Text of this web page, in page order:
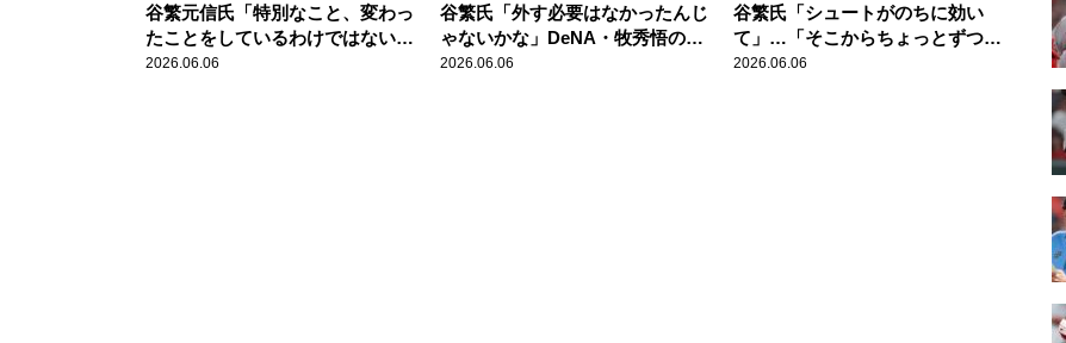
谷繁元信氏「特別なこと、変わっ
たことをしているわけではない」
橋上監督代行になってから好調の
2026.06.06
谷繁氏「外す必要はなかったんじ
ゃないかな」DeNA・牧秀悟のベ
ンチスタートに疑問
2026.06.06
谷繁氏「シュートがのちに効い
て」…「そこからちょっとずつ外
に」巨人・船迫がピンチで火消し
2026.06.06